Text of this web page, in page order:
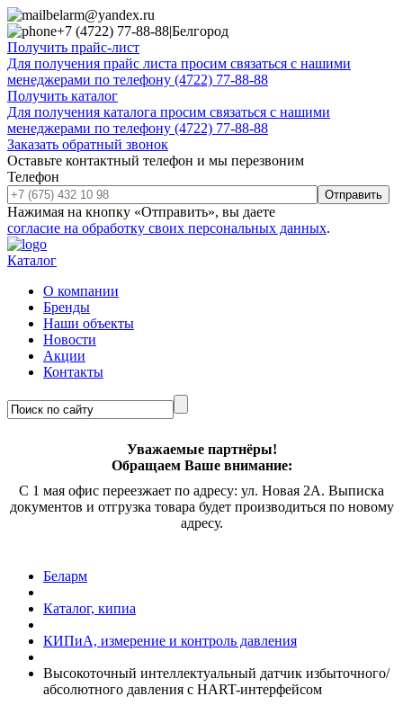
belarm@yandex.ru
+7 (4722) 77-88-88|Белгород
Получить прайс-лист
Для получения прайс листа просим связаться с нашими
менеджерами по телефону (4722) 77-88-88
Получить каталог
Для получения каталога просим связаться с нашими
менеджерами по телефону (4722) 77-88-88
Заказать обратный звонок
Оставьте контактный телефон и мы перезвоним
Телефон
Отправить
Нажимая на кнопку «Отправить», вы даете
согласие на обработку своих персональных данных.
Каталог
О компании
Бренды
Наши объекты
Новости
Акции
Контакты
Уважаемые партнёры!
Обращаем Ваше внимание:
С 1 мая офис переезжает по адресу: ул. Новая 2А. Выписка
документов и отгрузка товара будет производиться по новому
адресу.
Беларм
Каталог, кипиа
КИПиА, измерение и контроль давления
Высокоточный интеллектуальный датчик избыточного/
абсолютного давления с HART-интерфейсом